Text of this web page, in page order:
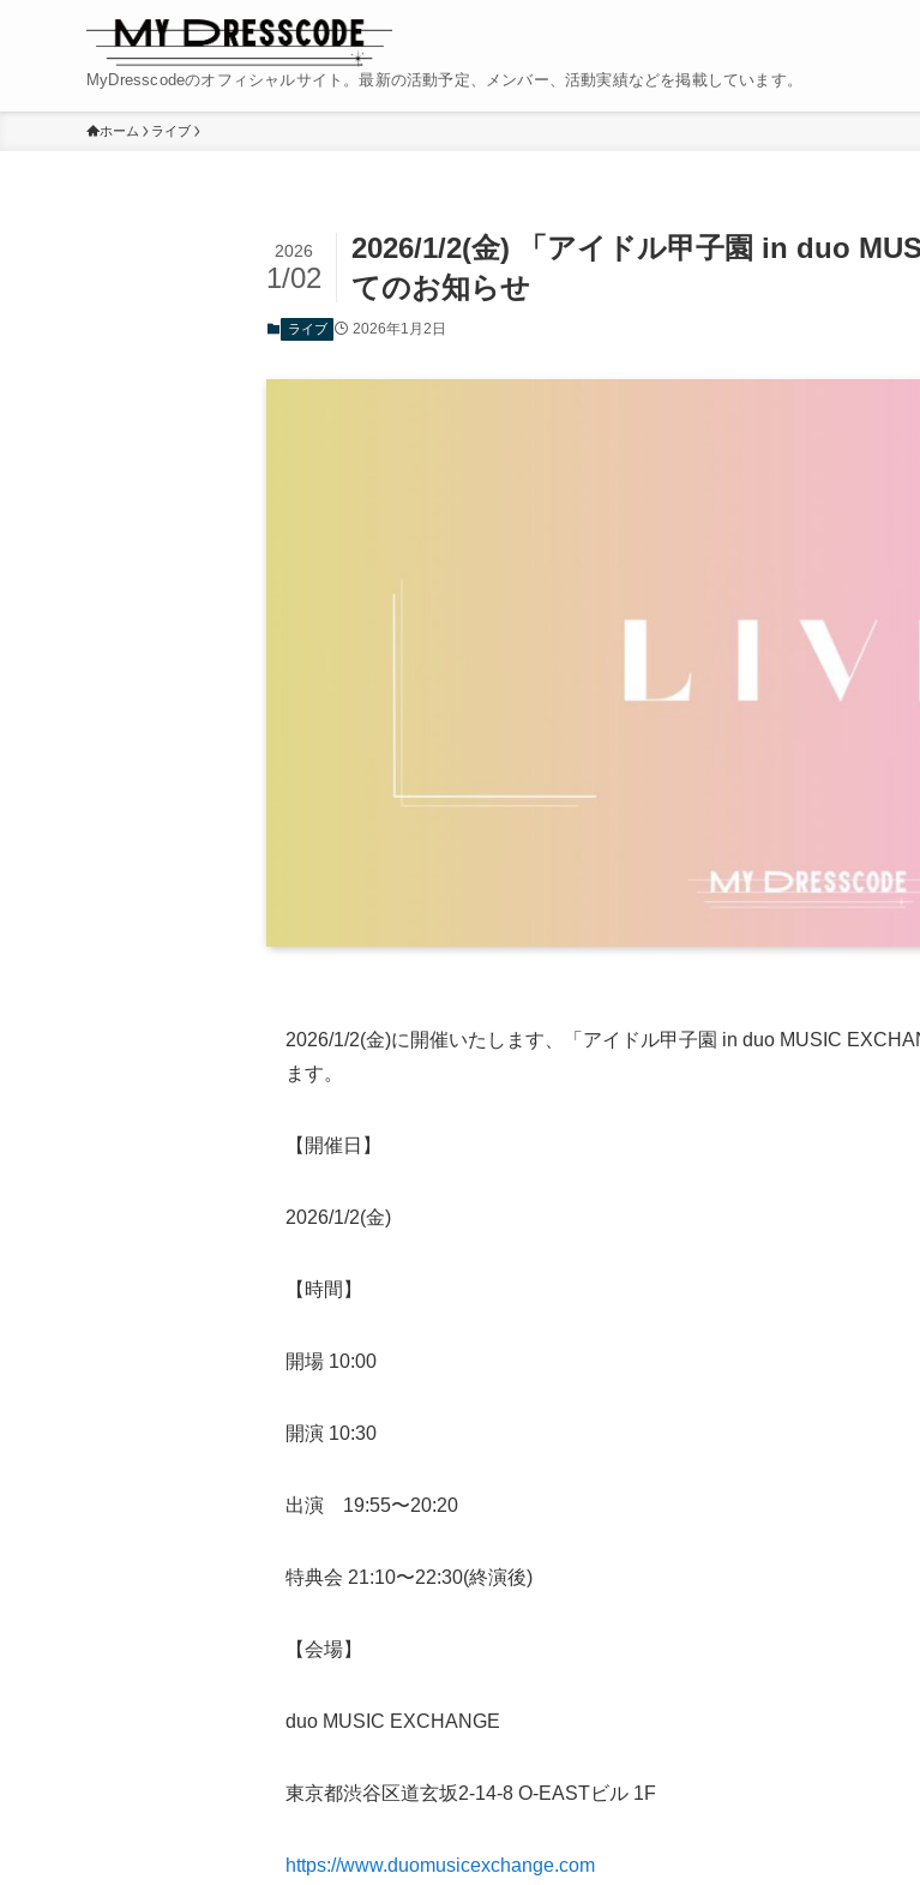
MyDresscodeのオフィシャルサイト。最新の活動予定、メンバー、活動実績などを掲載しています。
ホーム ライブ
2026/1/2(金) 「アイドル甲子園 in duo
てのお知らせ
2026
1/02
ライブ 2026年1月2日
2026/1/2(金)に開催いたします、「アイドル甲子園 in duo MUSIC
ます。
【開催日】
2026/1/2(金)
【時間】
開場 10:00
開演 10:30
出演 19:55〜20:20
特典会 21:10〜22:30(終演後)
【会場】
duo MUSIC EXCHANGE
東京都渋谷区道玄坂2-14-8 O-EASTビル 1F
https://www.duomusicexchange.com